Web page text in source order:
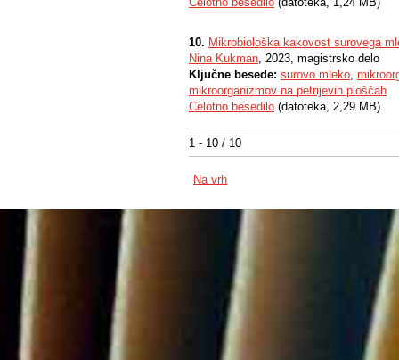
1 - 10 / 10
10. Mikrobiološka kakovost surovega
Nina Kukman, 2023, magistrsko delo
Ključne besede: surovo mleko,
mikroorganizmov na petrijevih ploščah
Celotno besedilo (datoteka, 2,29 MB)
Na vrh